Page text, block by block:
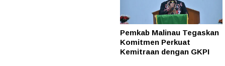
Pemkab Malinau Tegaskan
Komitmen Perkuat
Kemitraan dengan GKPI